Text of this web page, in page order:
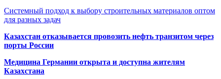
Системный подход к выбору строительных материалов оптом
для разных задач
Казахстан отказывается провозить нефть транзитом через
порты России
Медицина Германии открыта и доступна жителям
Казахстана